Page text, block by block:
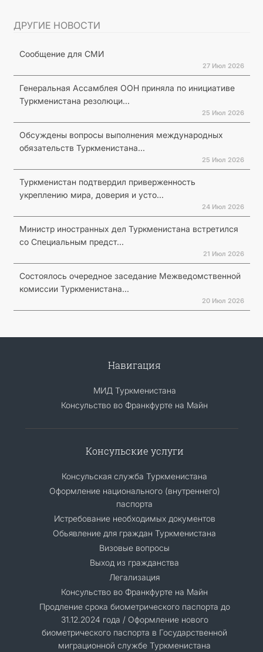
ДРУГИЕ НОВОСТИ
Сообщение для СМИ
27 Июл 2026
Генеральная Ассамблея ООН приняла по инициативе
Туркменистана резолюци...
25 Июл 2026
Обсуждены вопросы выполнения международных
обязательств Туркменистана...
25 Июл 2026
Туркменистан подтвердил приверженность
укреплению мира, доверия и усто...
24 Июл 2026
Министр иностранных дел Туркменистана встретился
со Специальным предст...
21 Июл 2026
Состоялось очередное заседание Межведомственной
комиссии Туркменистана...
20 Июл 2026
Навигация
МИД Туркменистана
Консульство во Франкфурте на Майн
Консульские услуги
Консульская служба Туркменистана
Оформление национального (внутреннего)
паспорта
Истребование необходимых документов
Обьявление для граждан Туркменистана
Визовые вопросы
Выход из гражданства
Легализация
Консульство во Франкфурте на Майн
Продление срока биометрического паспорта до
31.12.2024 года / Оформление нового
биометрического паспорта в Государственной
миграционной службе Туркменистана